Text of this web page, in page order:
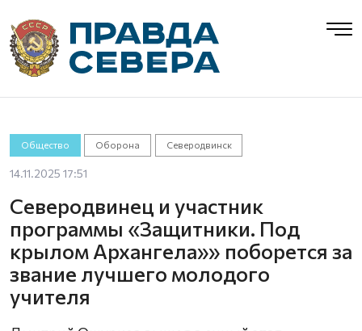
Общество Оборона Северодвинск
14.11.2025 17:51
Северодвинец и участник
программы «Защитники. Под
крылом Архангела»» поборется за
звание лучшего молодого
учителя